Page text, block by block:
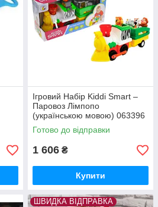
Ігровий Набір Kiddi Smart –
Паровоз Лімпопо
(українською мовою) 063396
Оригінальна іграшка швидка
відправка
Готово до відправки
1 606 ₴
Купити
ШВИДКА ВІДПРАВКА